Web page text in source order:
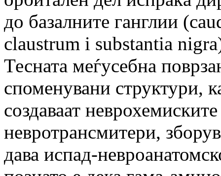
до базалните ганглии
claustrum i substantia
Тесната меѓусебна
споменувани структури,
создаваат
невротрансмитери,
дава испад-